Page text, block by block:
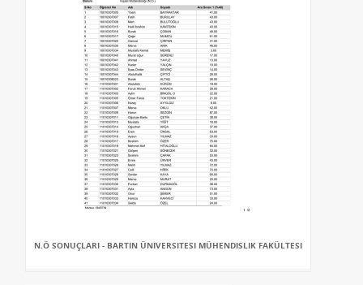
N.Ö SONUÇLARI - BARTIN ÜNIVERSITESI MÜHENDISLIK FAKÜLTESI